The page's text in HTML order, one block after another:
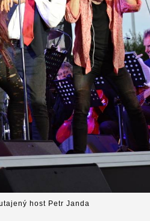
host Petr Janda